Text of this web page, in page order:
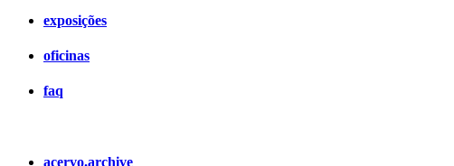
exposições
oficinas
faq
acervo.archive